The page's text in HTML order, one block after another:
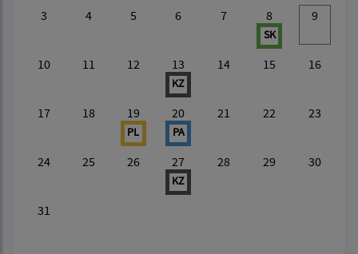
3 4 5 6 7 8
SK
9
10 11 12 13
KZ
14 15 16
17 18 19
PL
20
PA
21 22 23
24 25 26 27
KZ
28 29 30
31